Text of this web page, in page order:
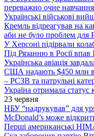
переважно очне
Українські військові
Кремль відреагував на
аби не було проблем для
У Херсоні підірвали
Під Рязанню в Росії впав
Українська авіація
США надають $450 млн
– РСЗВ та патрульні
Україна отримала
23 червня
НБУ “надрукував” для
McDonald’s може
Перші американські